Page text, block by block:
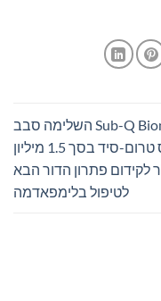
Sub-Q Bionics השלימה סבב
גיוס טרום-סיד בסך 1.5 מיליון
לקידום פתרון הדור הבא
לטיפול בלימפאדמה